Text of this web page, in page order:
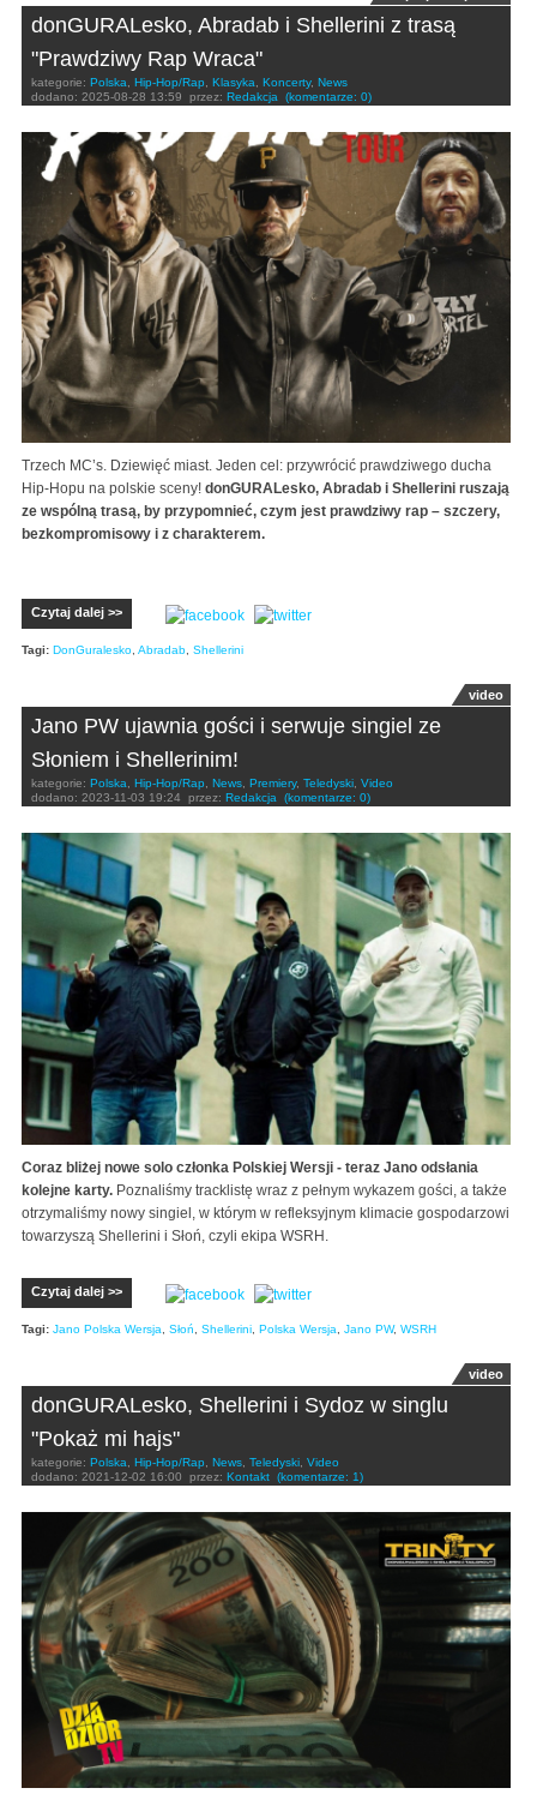
donGURALesko, Abradab i Shellerini z trasą
"Prawdziwy Rap Wraca"
kategorie: Polska Hip-Hop/Rap Klasyka Koncerty, News
dodano: 2025-08-28 13:59 przez: Redakcja (komentarze: 0)
Trzech MC’s. Dziewięć miast. Jeden cel: przywrócić prawdziwego ducha
Hip-Hopu na polskie sceny! donGURALesko, Abradab i Shellerini ruszają
ze wspólną trasą, by przypomnieć, czym jest prawdziwy rap – szczery,
bezkompromisowy i z charakterem.
Czytaj dalej >>
Tagi: DonGuralesko, Abradab, Shellerini
video
Jano PW ujawnia gości i serwuje singiel ze
Słoniem i Shellerinim!
kategorie: Polska, Hip-Hop/Rap, News, Premiery, Teledyski, Video
dodano: 2023-11-03 19:24 przez: Redakcja (komentarze: 0)
Coraz bliżej nowe solo członka Polskiej Wersji - teraz Jano odsłania
kolejne karty. Poznaliśmy tracklistę wraz z pełnym wykazem gości, a także
otrzymaliśmy nowy singiel, w którym w refleksyjnym klimacie gospodarzowi
towarzyszą Shellerini i Słoń, czyli ekipa WSRH.
Czytaj dalej >>
Tagi: Jano Polska Wersja, Słoń, Shellerini, Polska Wersja, Jano PW, WSRH
video
donGURALesko, Shellerini i Sydoz w singlu
"Pokaż mi hajs"
kategorie: Polska, Hip-Hop/Rap, News, Teledyski, Video
dodano: 2021-12-02 16:00 przez: Kontakt (komentarze: 1)